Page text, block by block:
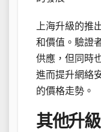
上海升級的推
和價值。驗證
供應，但同時
進而提升網絡
的價格走勢。
其他升級